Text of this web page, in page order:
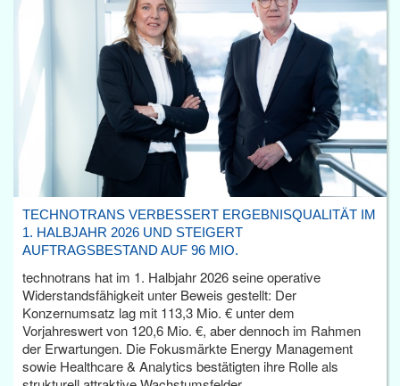
TECHNOTRANS VERBESSERT ERGEBNISQUALITÄT IM
1. HALBJAHR 2026 UND STEIGERT
AUFTRAGSBESTAND AUF 96 MIO.
technotrans hat im 1. Halbjahr 2026 seine operative
Widerstandsfähigkeit unter Beweis gestellt: Der
Konzernumsatz lag mit 113,3 Mio. € unter dem
Vorjahreswert von 120,6 Mio. €, aber dennoch im Rahmen
der Erwartungen. Die Fokusmärkte Energy Management
sowie Healthcare & Analytics bestätigten ihre Rolle als